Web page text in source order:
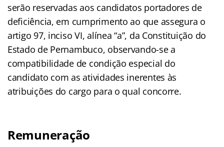
serão reservadas aos candidatos portadores de
deficiência, em cumprimento ao que assegura o
artigo 97, inciso VI, alínea “a”, da Constituição do
Estado de Pernambuco, observando-se a
compatibilidade de condição especial do
candidato com as atividades inerentes às
atribuições do cargo para o qual concorre.
Remuneração